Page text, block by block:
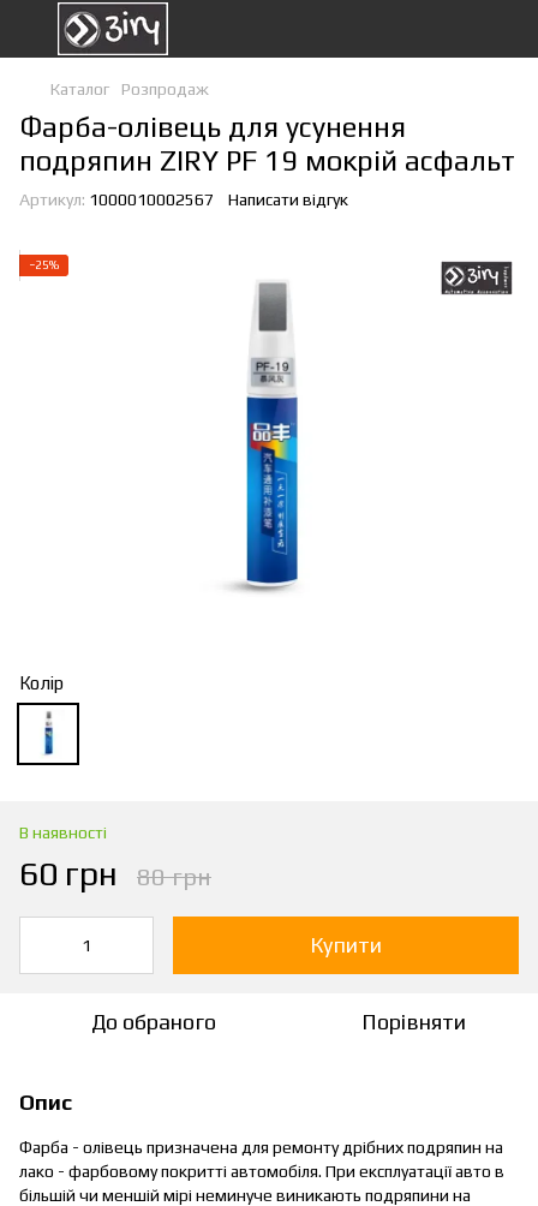
Каталог Розпродаж
Фарба-олівець для усунення
подряпин ZIRY PF 19 мокрій асфальт
Артикул: 1000010002567 Написати відгук
−25%
Колір
В наявності
60 грн 80 грн
Купити
До обраного Порівняти
Опис
Фарба - олівець призначена для ремонту дрібних подряпин на
лако - фарбовому покритті автомобіля. При експлуатації авто в
більшій чи меншій мірі неминуче виникають подряпини на